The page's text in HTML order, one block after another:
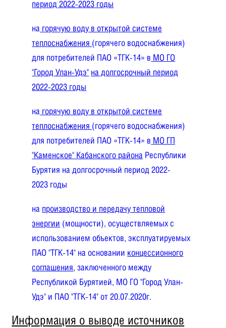
период 2022-2023 годы
на горячую воду в открытой системе
теплоснабжения (горячего водоснабжения)
для потребителей ПАО «ТГК-14» в МО ГО
"Город Улан-Удэ" на долгосрочный период
2022-2023 годы
на горячую воду в открытой системе
теплоснабжения (горячего водоснабжения)
для потребителей ПАО «ТГК-14» в МО ГП
"Каменское" Кабанского района Республики
Бурятия на долгосрочный период 2022-
2023 годы
на производство и передачу тепловой
энергии (мощности), осуществляемых с
использованием объектов, эксплуатируемых
ПАО "ТГК-14" на основании концессионного
соглашения, заключенного между
Республикой Бурятией, МО ГО "Город Улан-
Удэ" и ПАО "ТГК-14" от 20.07.2020г.
Информация о выводе источников